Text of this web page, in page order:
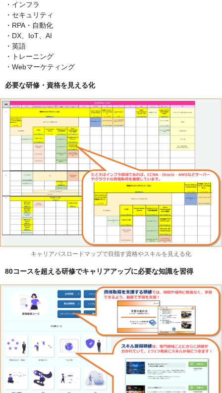
・インフラ
・セキュリティ
・RPA・自動化
・DX、IoT、AI
・英語
・トレーニング
・Webマーケティング
必要な研修・資格を見える化
キャリアパスロードマップで目指す資格やスキルを見える化
80コースを超える研修でキャリアアップに必要な知識を習得